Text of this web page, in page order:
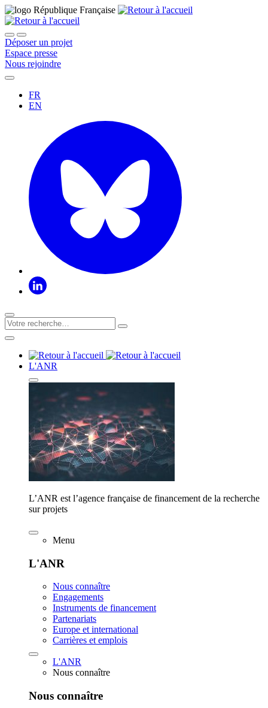
Déposer un projet
Espace presse
Nous rejoindre
FR
EN
L'ANR
L’ANR est l’agence française de financement de la recherche
sur projets
Menu
L'ANR
Nous connaître
Engagements
Instruments de financement
Partenariats
Europe et international
Carrières et emplois
L'ANR
Nous connaître
Nous connaître